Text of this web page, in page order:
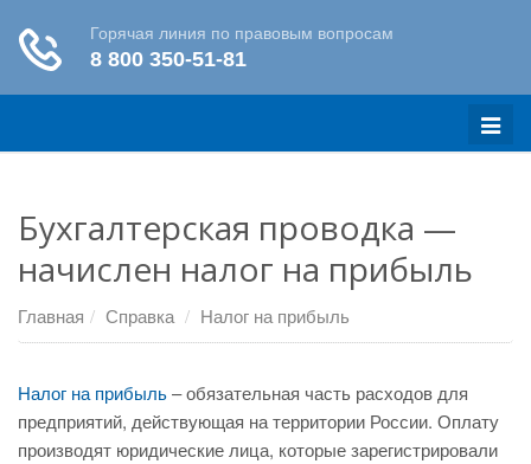
Меню
Бухгалтерская проводка —
начислен налог на прибыль
Главная Справка Налог на прибыль
Налог на прибыль– обязательная часть расходов для
предприятий, действующая на территории России. Оплату
производят юридические лица, которые зарегистрировали